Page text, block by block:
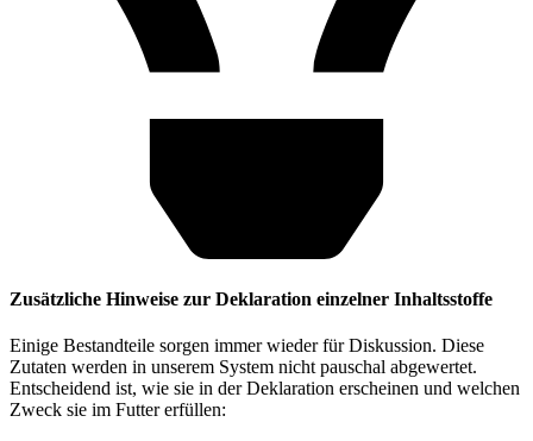
Zusätzliche Hinweise zur Deklaration einzelner Inhaltsstoffe
Einige Bestandteile sorgen immer wieder für Diskussion. Diese
Zutaten werden in unserem System nicht pauschal abgewertet.
Entscheidend ist, wie sie in der Deklaration erscheinen und welchen
Zweck sie im Futter erfüllen: